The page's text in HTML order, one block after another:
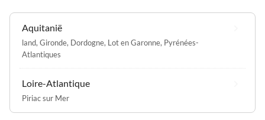
Aquitanië
land, Gironde, Dordogne, Lot en Garonne, Pyrénées-
Atlantiques
Loire-Atlantique
Piriac sur Mer